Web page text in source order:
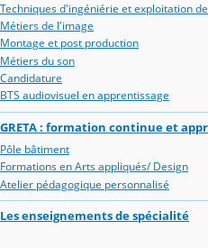
Techniques d'ingéniérie et exploitation
Métiers de l'image
Montage et post production
Métiers du son
Candidature
BTS audiovisuel en apprentissage
GRETA : formation continue et
Pôle bâtiment
Formations en Arts appliqués/ Design
Atelier pédagogique personnalisé
Les enseignements de spécialité